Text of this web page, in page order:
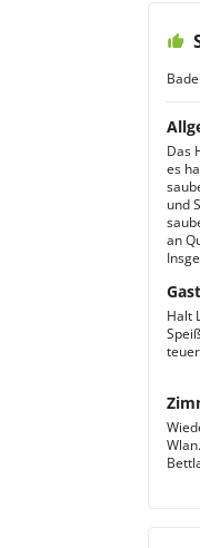
Das
es
und
an
Halt